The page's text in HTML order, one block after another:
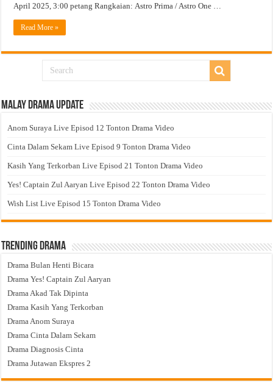
April 2025, 3:00 petang Rangkaian: Astro Prima / Astro One …
Read More »
Malay Drama Update
Anom Suraya Live Episod 12 Tonton Drama Video
Cinta Dalam Sekam Live Episod 9 Tonton Drama Video
Kasih Yang Terkorban Live Episod 21 Tonton Drama Video
Yes! Captain Zul Aaryan Live Episod 22 Tonton Drama Video
Wish List Live Episod 15 Tonton Drama Video
Trending Drama
Drama Bulan Henti Bicara
Drama Yes! Captain Zul Aaryan
Drama Akad Tak Dipinta
Drama Kasih Yang Terkorban
Drama Anom Suraya
Drama Cinta Dalam Sekam
Drama Diagnosis Cinta
Drama Jutawan Ekspres 2